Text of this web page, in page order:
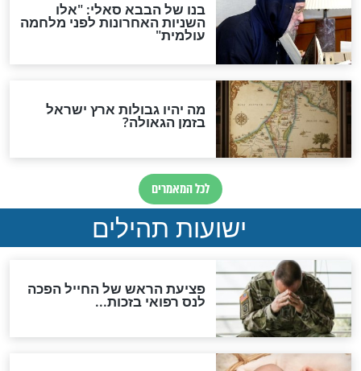
לכל המאמרים
להמתקת הדינים וביטול
גזרות
סגולת ע"ב שמות הקודש